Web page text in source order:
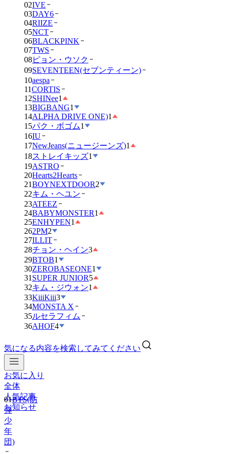
02IVE
03DAY6
04RIIZE
05NCT
06BLACKPINK
07TWS
08ピョン・ウソク
09SEVENTEEN(セブンティーン)
10aespa
11CORTIS
12SHINee1
13BIGBANG1
14ALPHA DRIVE ONE)1
15パク・ボゴム1
16IU
17NewJeans(ニュージーンズ)1
18ストレイキッズ1
19ASTRO
20Hearts2Hearts
21BOYNEXTDOOR2
22キム・ヘユン
23ATEEZ
24BABYMONSTER1
25ENHYPEN1
262PM2
27ILLIT
28チョン・ヘイン3
29BTOB1
30ZEROBASEONE1
31 SUPER JUNIOR5
32キム・ジウォン1
33KiiiKiii3
34MONSTA X
35ルセラフィム
36AHOF4
気になる内容を検索してみてください
お気に入り
全体
人気記事
お知らせ
01BTS(防
弾
少
年
団)